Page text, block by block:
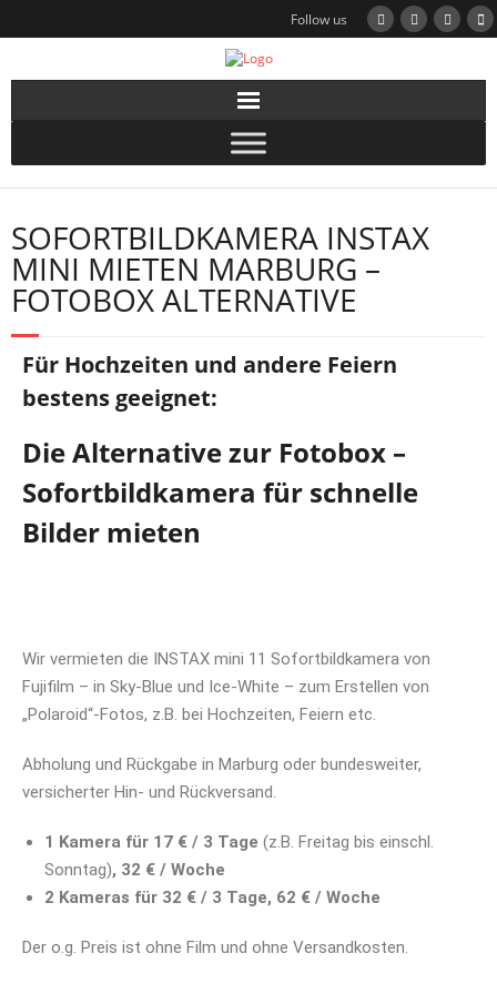
Follow us
SOFORTBILDKAMERA INSTAX
MINI MIETEN MARBURG –
FOTOBOX ALTERNATIVE
Für Hochzeiten und andere Feiern
bestens geeignet:
Die Alternative zur Fotobox –
Sofortbildkamera für schnelle
Bilder mieten
Wir vermieten die INSTAX mini 11 Sofortbildkamera von
Fujifilm – in Sky-Blue und Ice-White – zum Erstellen von
„Polaroid“-Fotos, z.B. bei Hochzeiten, Feiern etc.
Abholung und Rückgabe in Marburg oder bundesweiter,
versicherter Hin- und Rückversand.
1 Kamera für 17 € / 3 Tage (z.B. Freitag bis einschl.
Sonntag), 32 € / Woche
2 Kameras für 32 € / 3 Tage, 62 € / Woche
Der o.g. Preis ist ohne Film und ohne Versandkosten.